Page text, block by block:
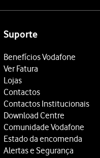
Suporte
Benefícios Vodafone
Ver Fatura
Lojas
Contactos
Contactos Institucionais
Download Centre
Comunidade Vodafone
Estado da encomenda
Alertas e Segurança